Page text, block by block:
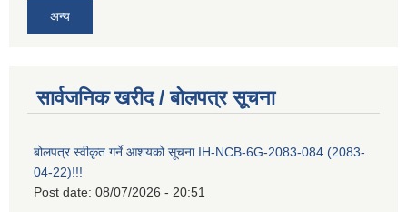
अन्य
सार्वजनिक खरीद / बोलपत्र सूचना
बोलपत्र स्वीकृत गर्ने आशयको सूचना IH-NCB-6G-2083-084 (2083-
04-22)!!!
Post date: 08/07/2026 - 20:51